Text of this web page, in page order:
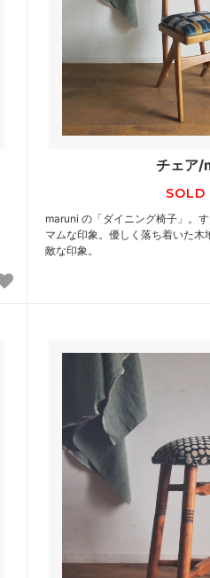
チェア/
SOLD
maruni の「ダイニング椅子」。
マムな印象。優しく落ち着いた
敵な印象。